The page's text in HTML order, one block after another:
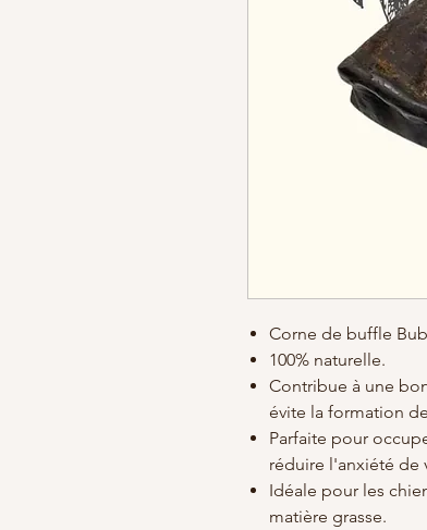
Corne de buffle
100% naturelle.
Contribue à une
évite la formation
Parfaite pour
réduire l'anxiété de
Idéale pour les
matière grasse.